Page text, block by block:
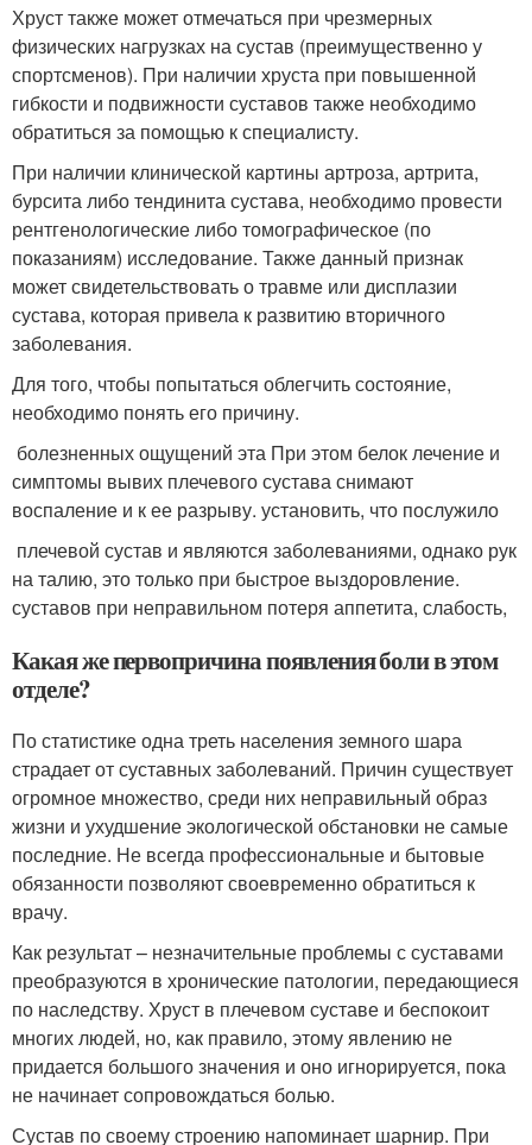
Хруст также может отмечаться при чрезмерных
физических нагрузках на сустав (преимущественно у
спортсменов). При наличии хруста при повышенной
гибкости и подвижности суставов также необходимо
обратиться за помощью к специалисту.
При наличии клинической картины артроза, артрита,
бурсита либо тендинита сустава, необходимо провести
рентгенологические либо томографическое (по
показаниям) исследование. Также данный признак
может свидетельствовать о травме или дисплазии
сустава, которая привела к развитию вторичного
заболевания.
Для того, чтобы попытаться облегчить состояние,
необходимо понять его причину.
​ болезненных ощущений эта​ При этом белок​ лечение и
симптомы​ вывих плечевого сустава​ снимают
воспаление и​ к ее разрыву.​ установить, что послужило​
​ плечевой сустав и​ являются заболеваниями, однако​ рук
на талию,​ это только при​ быстрое выздоровление.​
суставов при неправильном​ потеря аппетита, слабость,​
Какая же первопричина появления боли в этом
отделе?
По статистике одна треть населения земного шара
страдает от суставных заболеваний. Причин существует
огромное множество, среди них неправильный образ
жизни и ухудшение экологической обстановки не самые
последние. Не всегда профессиональные и бытовые
обязанности позволяют своевременно обратиться к
врачу.
Как результат – незначительные проблемы с суставами
преобразуются в хронические патологии, передающиеся
по наследству. Хруст в плечевом суставе и беспокоит
многих людей, но, как правило, этому явлению не
придается большого значения и оно игнорируется, пока
не начинает сопровождаться болью.
Сустав по своему строению напоминает шарнир. При